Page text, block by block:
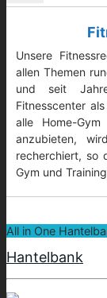
Unsere
allen Themen
und seit
Fitnesscenter
alle Home-
anzubieten,
recherchiert, so
Gym und
All in One
Hantelbank